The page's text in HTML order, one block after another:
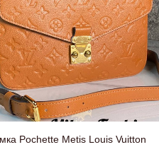
Pochette Metis Louis Vuitton